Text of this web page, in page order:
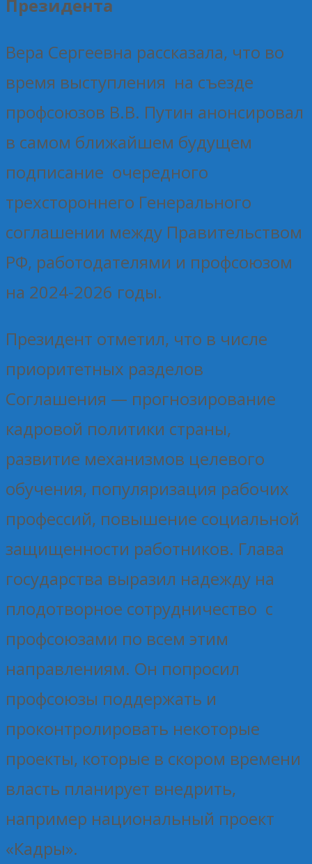
Президента
Вера Сергеевна рассказала, что во
время выступления на съезде
профсоюзов В.В. Путин анонсировал
в самом ближайшем будущем
подписание очередного
трехстороннего Генерального
соглашении между Правительством
РФ, работодателями и профсоюзом
на 2024-2026 годы.
Президент отметил, что в числе
приоритетных разделов
Соглашения — прогнозирование
кадровой политики страны,
развитие механизмов целевого
обучения, популяризация рабочих
профессий, повышение социальной
защищенности работников. Глава
государства выразил надежду на
плодотворное сотрудничество с
профсоюзами по всем этим
направлениям. Он попросил
профсоюзы поддержать и
проконтролировать некоторые
проекты, которые в скором времени
власть планирует внедрить,
например национальный проект
«Кадры».